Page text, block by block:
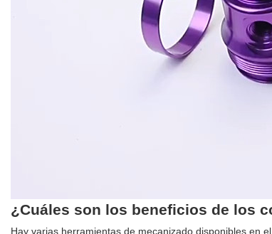
¿Cuáles son los beneficios de los
Hay varias herramientas de mecanizado disponibles en